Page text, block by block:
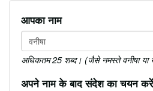
आपका नाम
अधिकतम 25 शब्द। (जैसे नमस्ते वनीषा या
अपने नाम के बाद संदेश का चयन करें